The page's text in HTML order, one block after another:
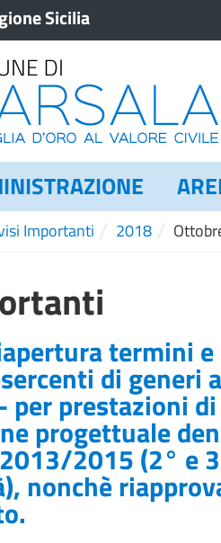
Sicilia
Importanti 2018
termini
di generi
per prestazioni
progettuale
2015 (2° e
nonchè